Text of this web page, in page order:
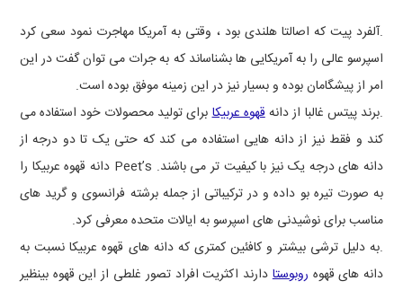
.آلفرد پیت که اصالتا هلندی بود ، وقتی به آمریکا مهاجرت نمود سعی کرد
اسپرسو عالی را به آمریکایی ها بشناساند که به جرات می توان گفت در این
امر از پیشگامان بوده و بسیار نیز در این زمینه موفق بوده است.
.برند پیتس غالبا از دانهقهوه عربیکابرای تولید محصولات خود استفاده می
کند و فقط نیز از دانه هایی استفاده می کند که حتی یک تا دو درجه از
دانه های درجه یک نیز با کیفیت تر می باشند. Peet’s دانه قهوه عربیکا را
به صورت تیره بو داده و در ترکیباتی از جمله برشته فرانسوی و گرید های
مناسب برای نوشیدنی های اسپرسو به ایالات متحده معرفی کرد.
.به دلیل ترشی بیشتر و کافئین کمتری که دانه های قهوه عربیکا نسبت به
دانه های قهوه روبوستادارند اکثریت افراد تصور غلطی از این قهوه بینظیر